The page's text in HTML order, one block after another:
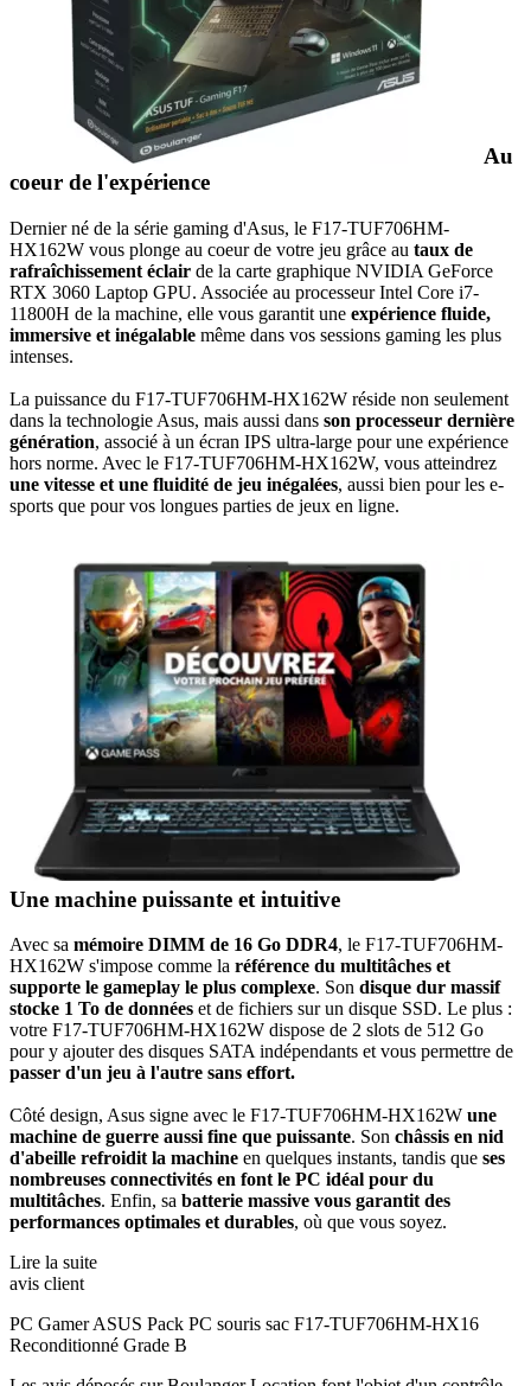
Au
coeur de l'expérience
Dernier né de la série gaming d'Asus, le F17-TUF706HM-
HX162W vous plonge au coeur de votre jeu grâce au taux de
rafraîchissement éclair de la carte graphique NVIDIA GeForce
RTX 3060 Laptop GPU. Associée au processeur Intel Core i7-
11800H de la machine, elle vous garantit une expérience fluide,
immersive et inégalable même dans vos sessions gaming les plus
intenses.
La puissance du F17-TUF706HM-HX162W réside non seulement
dans la technologie Asus, mais aussi dans son processeur dernière
génération, associé à un écran IPS ultra-large pour une expérience
hors norme. Avec le F17-TUF706HM-HX162W, vous atteindrez
une vitesse et une fluidité de jeu inégalées, aussi bien pour les e-
sports que pour vos longues parties de jeux en ligne.
Une machine puissante et intuitive
Avec sa mémoire DIMM de 16 Go DDR4, le F17-TUF706HM-
HX162W s'impose comme la référence du multitâches et
supporte le gameplay le plus complexe. Son disque dur massif
stocke 1 To de données et de fichiers sur un disque SSD. Le plus :
votre F17-TUF706HM-HX162W dispose de 2 slots de 512 Go
pour y ajouter des disques SATA indépendants et vous permettre de
passer d'un jeu à l'autre sans effort.
Côté design, Asus signe avec le F17-TUF706HM-HX162W une
machine de guerre aussi fine que puissante. Son châssis en nid
d'abeille refroidit la machine en quelques instants, tandis que ses
nombreuses connectivités en font le PC idéal pour du
multitâches. Enfin, sa batterie massive vous garantit des
performances optimales et durables, où que vous soyez.
Lire la suite
avis client
PC Gamer ASUS Pack PC souris sac F17-TUF706HM-HX16
Reconditionné Grade B